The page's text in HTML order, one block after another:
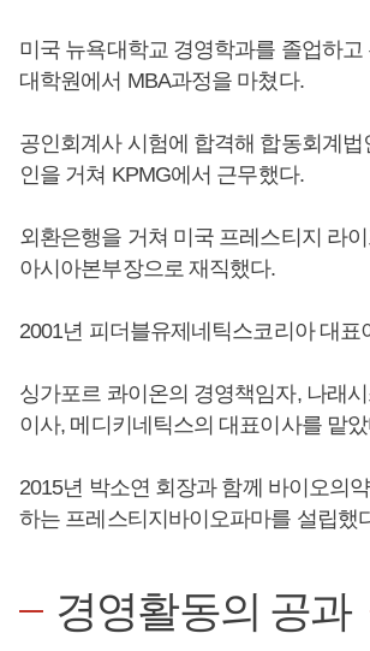
미국 뉴욕대학교 경영학과를 졸업하고
대학원에서 MBA과정을 마쳤다.
공인회계사 시험에 합격해 합동회계법
인을 거쳐 KPMG에서 근무했다.
외환은행을 거쳐 미국 프레스티지 라
아시아본부장으로 재직했다.
2001년 피더블유제네틱스코리아 대표
싱가포르 콰이온의 경영책임자, 나래
이사, 메디키네틱스의 대표이사를 맡
2015년 박소연 회장과 함께 바이오의
하는 프레스티지바이오파마를 설립했
경영활동의 공과